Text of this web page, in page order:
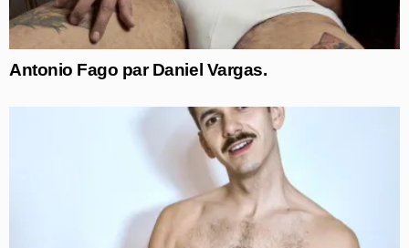
Antonio Fago par Daniel Vargas.